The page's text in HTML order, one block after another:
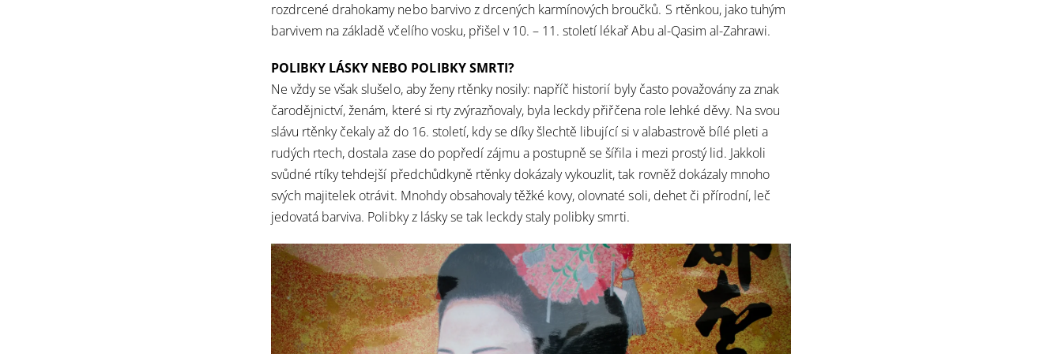
rozdrcené drahokamy nebo barvivo z drcených karmínových broučků. S rtěnkou, jako tuhým
barvivem na základě včelího vosku, přišel v 10. – 11. století lékař Abu al-Qasim al-Zahrawi.
POLIBKY LÁSKY NEBO POLIBKY SMRTI?
Ne vždy se však slušelo, aby ženy rtěnky nosily: napříč historií byly často považovány za znak
čarodějnictví, ženám, které si rty zvýrazňovaly, byla leckdy přiřčena role lehké děvy. Na svou
slávu rtěnky čekaly až do 16. století, kdy se díky šlechtě libující si v alabastrově bílé pleti a
rudých rtech, dostala zase do popředí zájmu a postupně se šířila i mezi prostý lid. Jakkoli
svůdné rtíky tehdejší předchůdkyně rtěnky dokázaly vykouzlit, tak rovněž dokázaly mnoho
svých majitelek otrávit. Mnohdy obsahovaly těžké kovy, olovnaté soli, dehet či přírodní, leč
jedovatá barviva. Polibky z láskyse tak leckdy staly polibky smrti.